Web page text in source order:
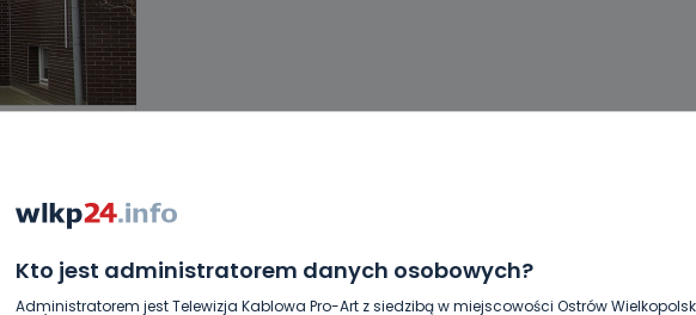
Kto jest administratorem danych osobowych?
Administratorem jest Telewizja Kablowa Pro-Art z siedzibą w miejscowości Ostrów